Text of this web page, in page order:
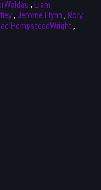
, Liam
, Jerome Flynn , Rory
HempsteadWright,